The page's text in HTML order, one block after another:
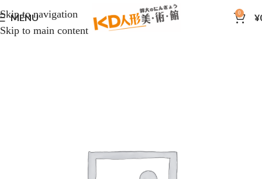
Skip to navigation
Skip to main content
MENU 0 ¥